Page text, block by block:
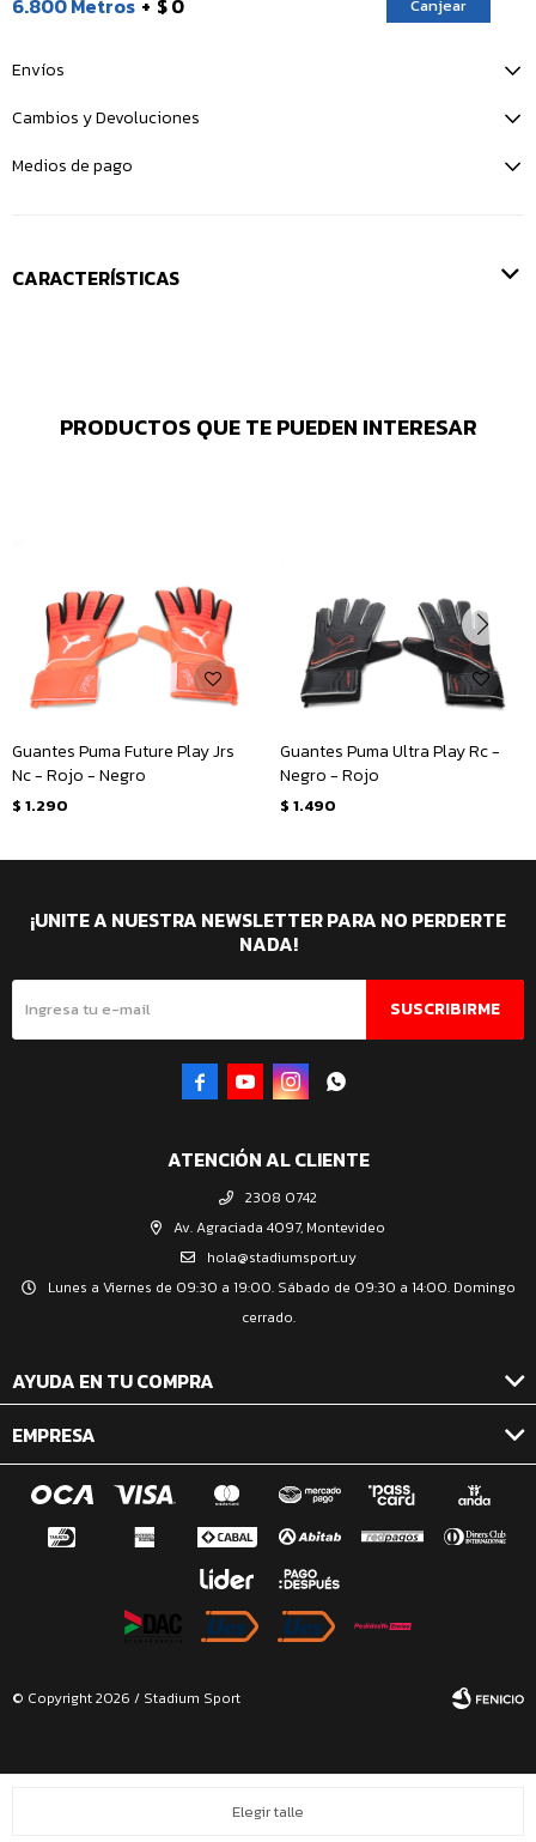
Elegir talle
6.800 Metros $ 0 Canjear
Envíos
Cambios y Devoluciones
Medios de pago
CARACTERÍSTICAS
PRODUCTOS QUE TE PUEDEN INTERESAR
Guantes Puma Future Play Jrs
Nc - Rojo - Negro
$ 1.290
Guantes Puma Ultra Play Rc -
Negro - Rojo
$ 1.490
ATENCIÓN AL CLIENTE
2308 0742
Av. Agraciada 4097, Montevideo
hola@stadiumsport.uy
Lunes a Viernes de 09:30 a 19:00. Sábado de 09:30 a 14:00. Domingo
cerrado.
AYUDA EN TU COMPRA
EMPRESA
¡UNITE A NUESTRA NEWSLETTER PARA NO PERDERTE
NADA!
SUSCRIBIRME
   
© Copyright 2026 / Stadium Sport